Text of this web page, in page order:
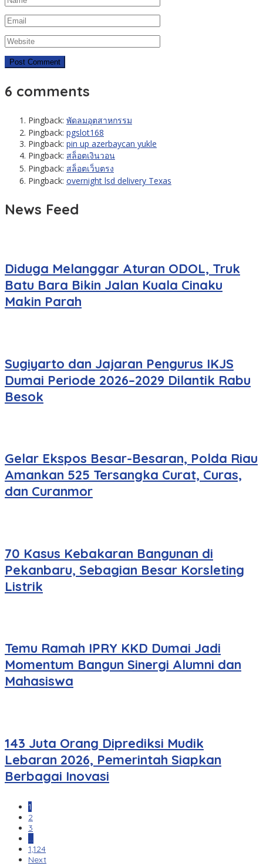
6 comments
Pingback: พัดลมอุตสาหกรรม
Pingback: pgslot168
Pingback: pin up azerbaycan yukle
Pingback: สล็อตเงินวอน
Pingback: สล็อตเว็บตรง
Pingback: overnight lsd delivery Texas
News Feed
Diduga Melanggar Aturan ODOL, Truk
Batu Bara Bikin Jalan Kuala Cinaku
Makin Parah
Sugiyarto dan Jajaran Pengurus IKJS
Dumai Periode 2026–2029 Dilantik Rabu
Besok
Gelar Ekspos Besar-Besaran, Polda Riau
Amankan 525 Tersangka Curat, Curas,
dan Curanmor
70 Kasus Kebakaran Bangunan di
Pekanbaru, Sebagian Besar Korsleting
Listrik
Temu Ramah IPRY KKD Dumai Jadi
Momentum Bangun Sinergi Alumni dan
Mahasiswa
143 Juta Orang Diprediksi Mudik
Lebaran 2026, Pemerintah Siapkan
Berbagai Inovasi
1
2
3
…
1,124
Next